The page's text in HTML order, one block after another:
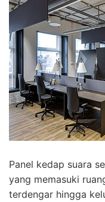
Panel kedap suara
yang memasuki
terdengar hingga